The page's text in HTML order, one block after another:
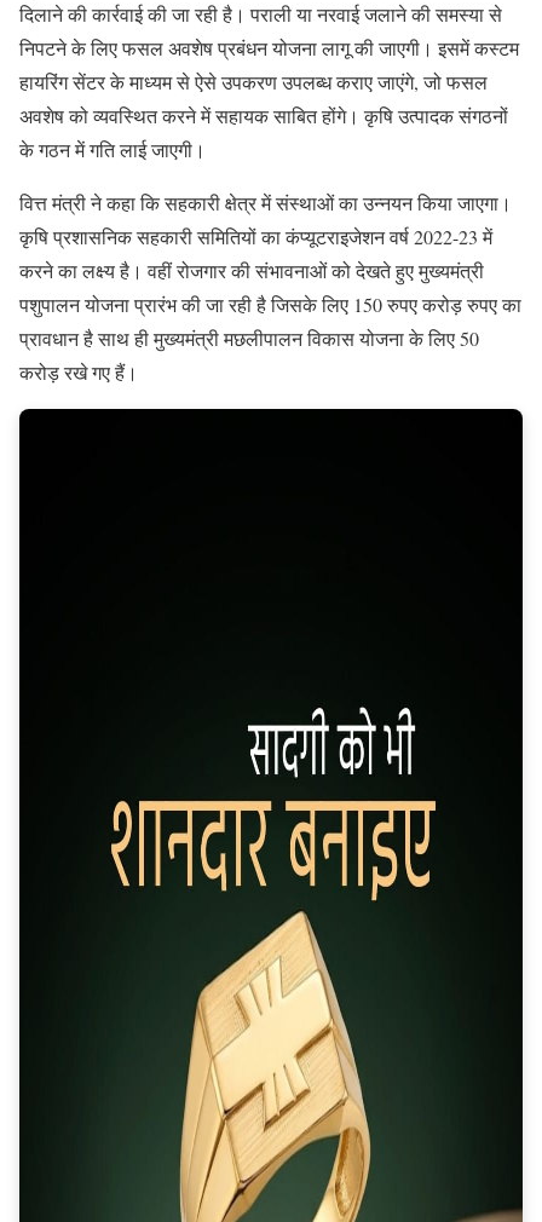
दिलाने की कार्रवाई की जा रही है। पराली या नरवाई जलाने की समस्या से
निपटने के लिए फसल अवशेष प्रबंधन योजना लागू की जाएगी। इसमें कस्टम
हायरिंग सेंटर के माध्यम से ऐसे उपकरण उपलब्ध कराए जाएंगे, जो फसल
अवशेष को व्यवस्थित करने में सहायक साबित होंगे। कृषि उत्पादक संगठनों
के गठन में गति लाई जाएगी।
वित्त मंत्री ने कहा कि सहकारी क्षेत्र में संस्थाओं का उन्नयन किया जाएगा।
कृषि प्रशासनिक सहकारी समितियों का कंप्यूटराइजेशन वर्ष 2022-23 में
करने का लक्ष्य है। वहीं रोजगार की संभावनाओं को देखते हुए मुख्यमंत्री
पशुपालन योजना प्रारंभ की जा रही है जिसके लिए 150 रुपए करोड़ रुपए का
प्रावधान है साथ ही मुख्यमंत्री मछलीपालन विकास योजना के लिए 50
करोड़ रखे गए हैं।